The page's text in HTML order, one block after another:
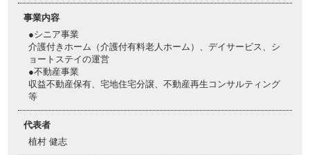
事業内容
●シニア事業
介護付きホーム（介護付有料老人ホーム）、デイサービス、シ
ョートステイの運営
●不動産事業
収益不動産保有、宅地住宅分譲、不動産再生コンサルティング
等
代表者
植村 健志